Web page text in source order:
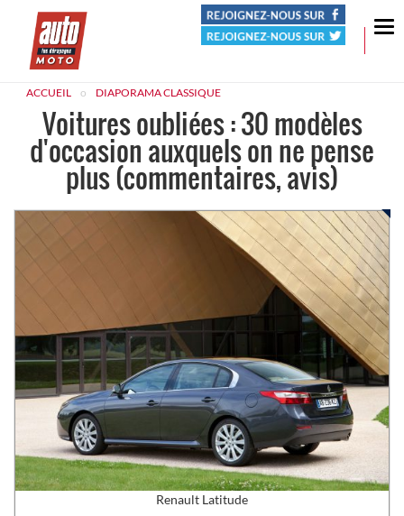
ACCUEIL DIAPORAMA CLASSIQUE
Voitures oubliées : 30 modèles
d'occasion auxquels on ne pense
plus (commentaires, avis)
Renault Latitude